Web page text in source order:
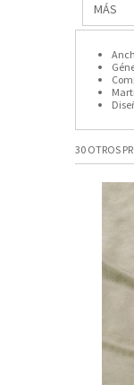
MÁS
30 OTROS